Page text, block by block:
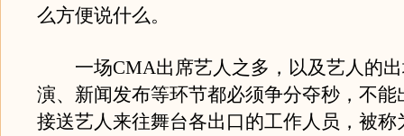
么方便说什么。
一场CMA出席艺人之多，以及艺人的出
演、新闻发布等环节都必须争分夺秒，不能
接送艺人来往舞台各出口的工作人员，被称